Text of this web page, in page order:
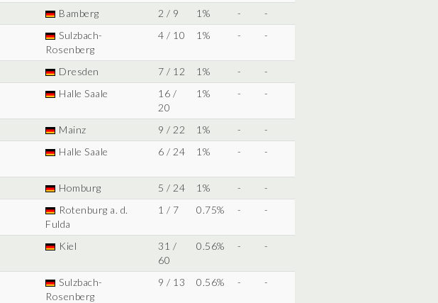
Bamberg 2 / 9 1% -
-
Sulzbach-
Rosenberg
4 / 10 1% - -
Dresden 7 / 12 1% -
-
Halle Saale
16 /
20
1% - -
Mainz 9 / 22 1% -
-
Halle Saale 6 / 24 1% - -
Homburg 5 / 24 1% -
-
Rotenburg a. d.
Fulda
1 / 7 0.75% - -
Kiel
31 /
60
0.56% - -
Sulzbach-
Rosenberg
9 / 13 0.56% - -